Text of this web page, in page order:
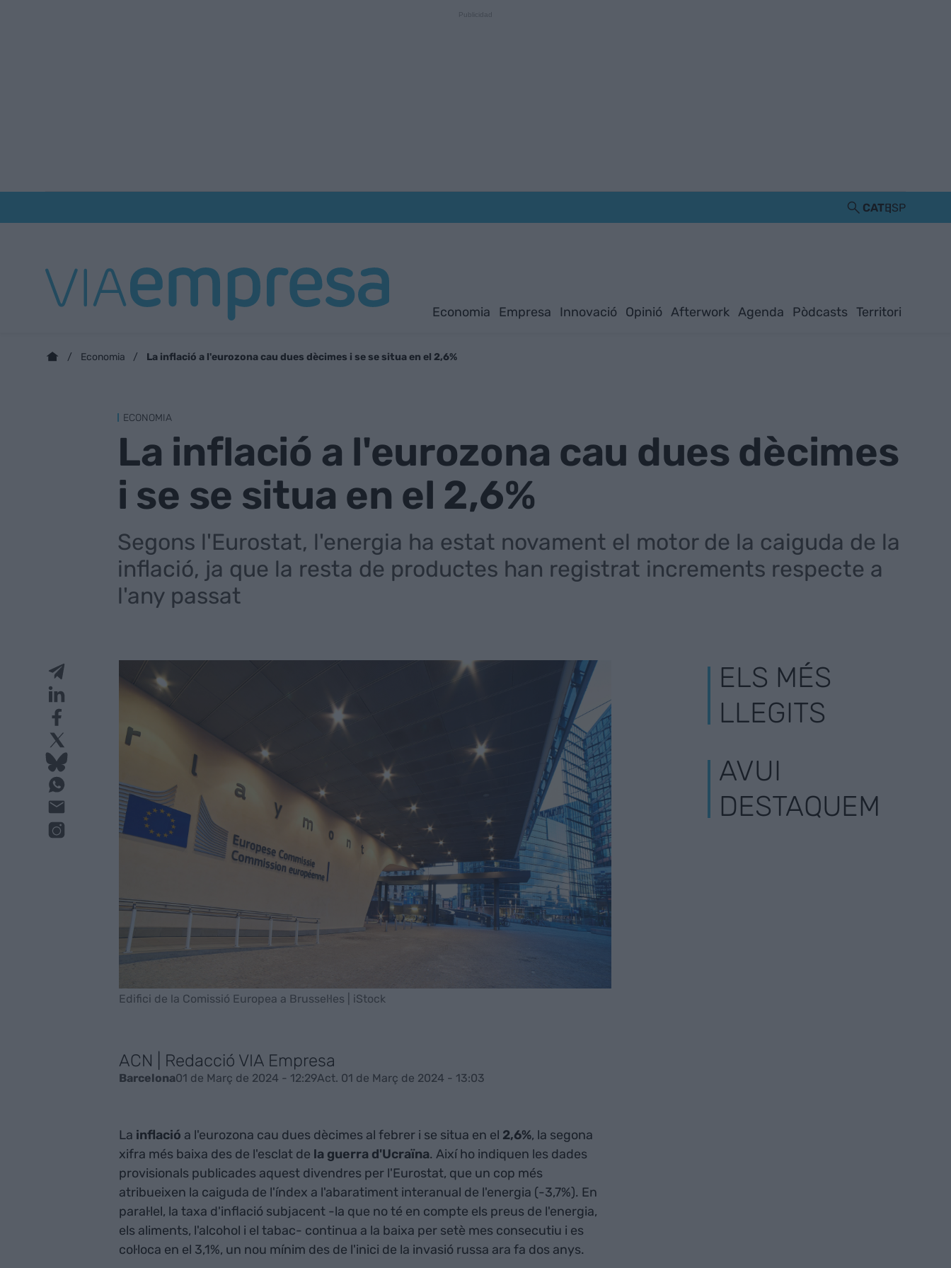
CATESP
Economia Empresa Innovació Opinió Afterwork Agenda Pòdcasts Territori
Economia La inflació a l'eurozona cau dues dècimes i se se situa en el 2,6%
ECONOMIA
La inflació a l'eurozona cau dues dècimes
i se se situa en el 2,6%
Segons l'Eurostat, l'energia ha estat novament el motor de la caiguda de la
inflació, ja que la resta de productes han registrat increments respecte a
l'any passat
Edifici de la Comissió Europea a Brussel·les | iStock
ACN | Redacció VIA Empresa
Barcelona01 de Març de 2024 - 12:29Act. 01 de Març de 2024 - 13:03
La inflació a l'eurozona cau dues dècimes al febrer i se situa en el 2,6%, la segona
xifra més baixa des de l'esclat de la guerra d'Ucraïna. Així ho indiquen les dades
provisionals publicades aquest divendres per l'Eurostat, que un cop més
atribueixen la caiguda de l'índex a l'abaratiment interanual de l'energia (-3,7%). En
paral·lel, la taxa d'inflació subjacent -la que no té en compte els preus de l'energia,
els aliments, l'alcohol i el tabac- continua a la baixa per setè mes consecutiu i es
col·loca en el 3,1%, un nou mínim des de l'inici de la invasió russa ara fa dos anys.
ELS MÉS
LLEGITS
AVUI
DESTAQUEM